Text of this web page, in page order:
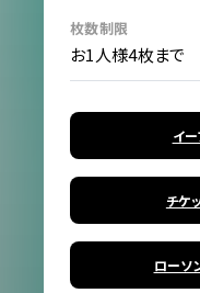
枚数制限
お1人様4枚まで
イ
チケ
ローソ